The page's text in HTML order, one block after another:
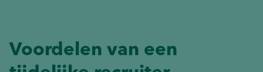
Voordelen van een